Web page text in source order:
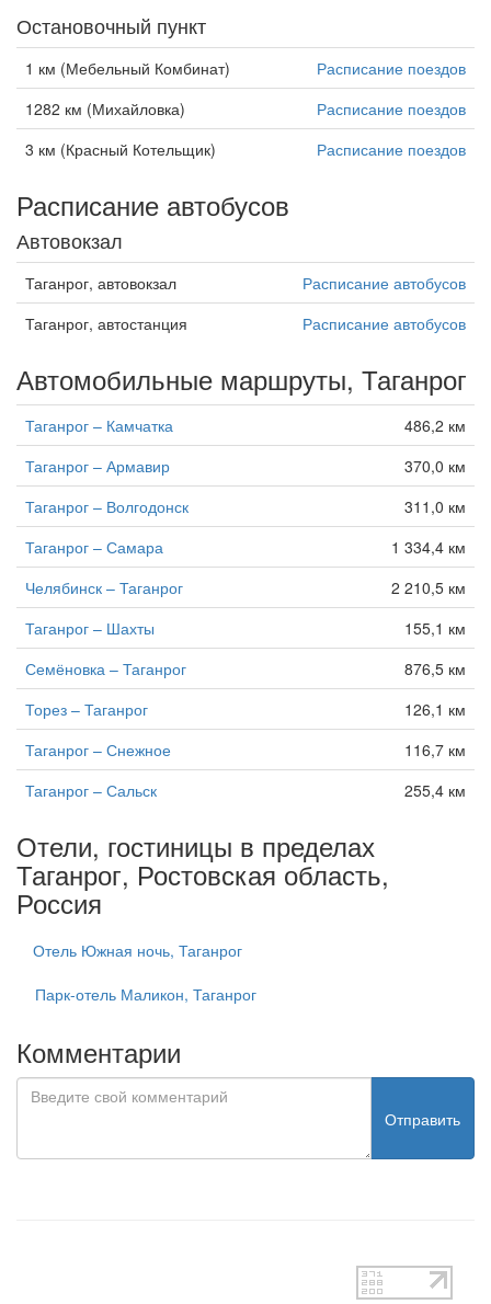
Остановочный пункт
1 км (Мебельный Комбинат)
Расписание поездов
1282 км (Михайловка)
Расписание поездов
3 км (Красный Котельщик)
Расписание поездов
Расписание автобусов
Автовокзал
Таганрог, автовокзал
Расписание автобусов
Таганрог, автостанция
Расписание автобусов
Автомобильные маршруты, Таганрог
Таганрог – Камчатка
486,2 км
Таганрог – Армавир
370,0 км
Таганрог – Волгодонск
311,0 км
Таганрог – Самара
1 334,4 км
Челябинск – Таганрог
2 210,5 км
Таганрог – Шахты
155,1 км
Семёновка – Таганрог
876,5 км
Торез – Таганрог
126,1 км
Таганрог – Снежное
116,7 км
Таганрог – Сальск
255,4 км
Отели, гостиницы в пределах
Таганрог, Ростовская область,
Россия
Отель Южная ночь, Таганрог
Парк-отель Маликон, Таганрог
Комментарии
Отправить